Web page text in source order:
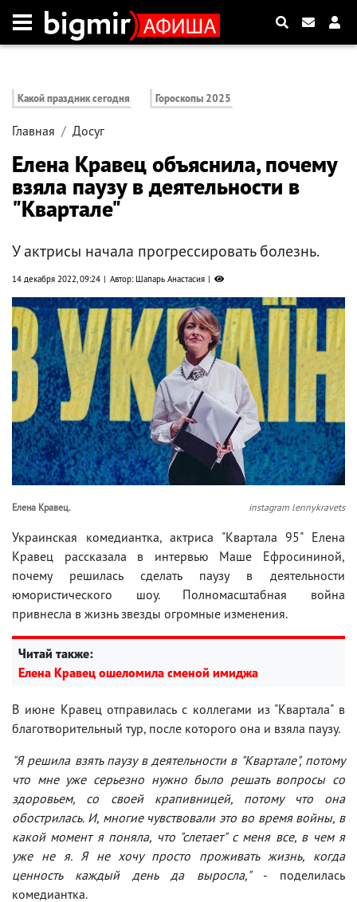
Какой праздник сегодня Гороскопы 2025
Главная Досуг
Елена Кравец объяснила, почему
взяла паузу в деятельности в
"Квартале"
У актрисы начала прогрессировать болезнь.
14 декабря 2022, 09:24 Автор: Шапарь Анастасия
Елена Кравец. instagram lennykravets
Украинская комедиантка, актриса "Квартала 95" Елена
Кравец рассказала в интервью Маше Ефросининой,
почему решилась сделать паузу в деятельности
юмористического шоу. Полномасштабная война
привнесла в жизнь звезды огромные изменения.
Читай также:
Елена Кравец ошеломила сменой имиджа
В июне Кравец отправилась с коллегами из "Квартала" в
благотворительный тур, после которого она и взяла паузу.
"Я решила взять паузу в деятельности в "Квартале", потому
что мне уже серьезно нужно было решать вопросы со
здоровьем, со своей крапивницей, потому что она
обострилась. И, многие чувствовали это во время войны, в
какой момент я поняла, что "слетает" с меня все, в чем я
уже не я. Я не хочу просто проживать жизнь, когда
ценность каждый день да выросла,"- поделилась
комедиантка.